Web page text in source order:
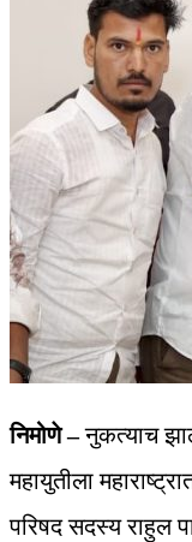
निमोणे –नुकत्याच
महायुतीला
परिषद सदस्य राहुल